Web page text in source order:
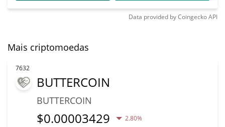
Data provided byCoingeckoAPI
Mais criptomoedas
7632
BUTTERCOIN
BUTTERCOIN
$0.00003429 2.80%